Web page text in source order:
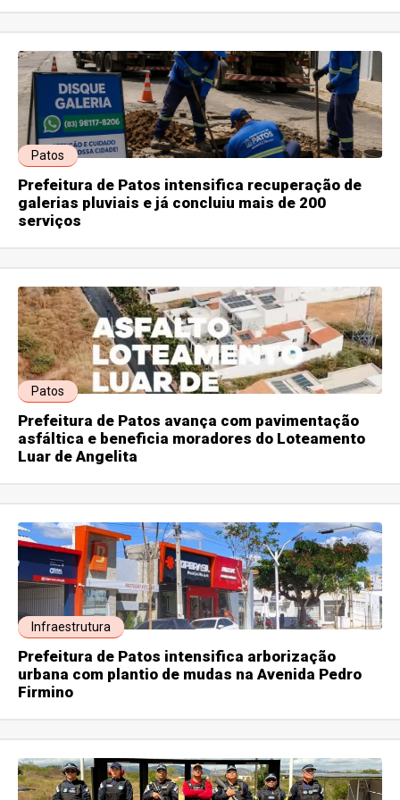
Patos
Prefeitura de Patos intensifica recuperação de
galerias pluviais e já concluiu mais de 200
serviços
Patos
Prefeitura de Patos avança com pavimentação
asfáltica e beneficia moradores do Loteamento
Luar de Angelita
Infraestrutura
Prefeitura de Patos intensifica arborização
urbana com plantio de mudas na Avenida Pedro
Firmino